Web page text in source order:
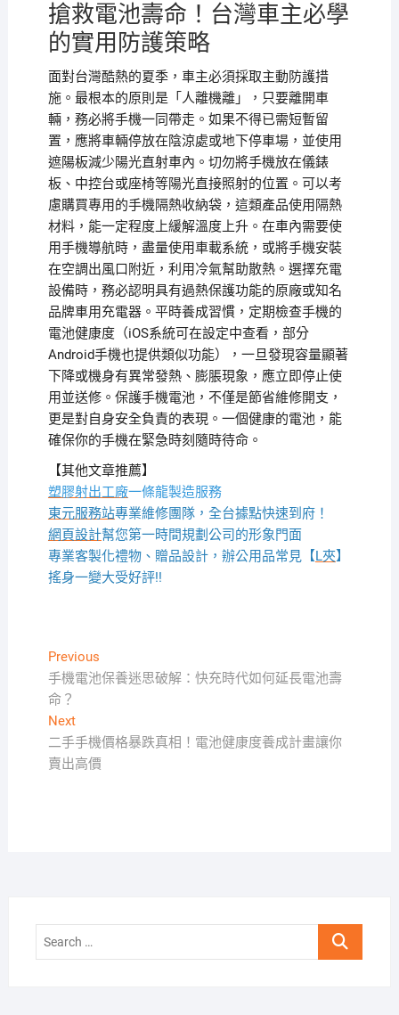
搶救電池壽命！台灣車主必學
的實用防護策略
面對台灣酷熱的夏季，車主必須採取主動防護措
施。最根本的原則是「人離機離」，只要離開車
輛，務必將手機一同帶走。如果不得已需短暫留
置，應將車輛停放在陰涼處或地下停車場，並使用
遮陽板減少陽光直射車內。切勿將手機放在儀錶
板、中控台或座椅等陽光直接照射的位置。可以考
慮購買專用的手機隔熱收納袋，這類產品使用隔熱
材料，能一定程度上緩解溫度上升。在車內需要使
用手機導航時，盡量使用車載系統，或將手機安裝
在空調出風口附近，利用冷氣幫助散熱。選擇充電
設備時，務必認明具有過熱保護功能的原廠或知名
品牌車用充電器。平時養成習慣，定期檢查手機的
電池健康度（iOS系統可在設定中查看，部分
Android手機也提供類似功能），一旦發現容量顯著
下降或機身有異常發熱、膨脹現象，應立即停止使
用並送修。保護手機電池，不僅是節省維修開支，
更是對自身安全負責的表現。一個健康的電池，能
確保你的手機在緊急時刻隨時待命。
【其他文章推薦】
塑膠射出工廠一條龍製造服務
東元服務站專業維修團隊，全台據點快速到府！
網頁設計幫您第一時間規劃公司的形象門面
專業客製化禮物、贈品設計，辦公用品常見【L夾】
搖身一變大受好評!!
文
章
導
覽
PreviousPrevious
post:
手機電池保養迷思破解：快充時代如何延長電池壽
命？
NextNext
post:
二手手機價格暴跌真相！電池健康度養成計畫讓你
賣出高價
Search